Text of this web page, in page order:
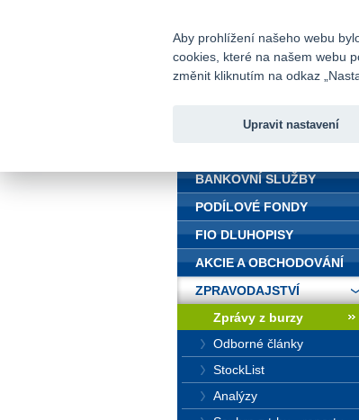
Fio
BANKOVNÍ SLUŽBY
PODÍLOVÉ FONDY
FIO DLUHOPISY
AKCIE A OBCHODOVÁNÍ
ZPRAVODAJSTVÍ
Zprávy z burzy
Odborné články
StockList
Analýzy
Aby prohlížení našeho webu
cookies, které na našem webu
změnit kliknutím na odkaz
Upravit nastavení